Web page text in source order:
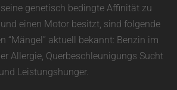
genetisch bedingte Affinität zu
einen Motor besitzt, sind folgende
“Mängel” aktuell bekannt: Benzin im
Allergie, Querbeschleunigungs Sucht
und Leistungshunger.